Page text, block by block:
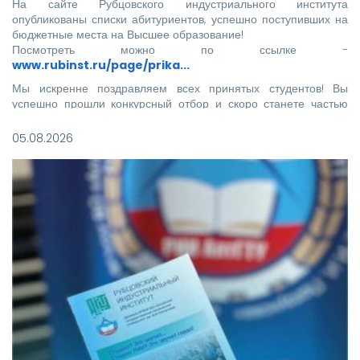
На сайте Рубцовского индустриального института
опубликованы списки абитуриентов, успешно поступивших на
бюджетные места на Высшее образование!
Посмотреть можно по ссылке -
www.rubinst.ru/page/prika...
Мы искренне поздравляем всех принятых студентов! Вы
успешно прошли конкурсный отбор и скоро станете частью
05.08.2026